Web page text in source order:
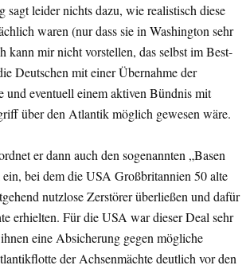
sagt leider nichts dazu, wie realistisch diese
waren (nur dass sie in Washington sehr
kann mir nicht vorstellen, das selbst im Best-
Deutschen mit einer Übernahme der
und eventuell einem aktiven Bündnis mit
über den Atlantik möglich gewesen wäre.
er dann auch den sogenannten „Basen
bei dem die USA Großbritannien 50 alte
nutzlose Zerstörer überließen und dafür
erhielten. Für die USA war dieser Deal sehr
eine Absicherung gegen mögliche
der Achsenmächte deutlich vor den